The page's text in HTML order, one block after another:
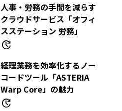
人事・労務の手間を減らす
クラウドサービス「オフィ
スステーション 労務」
update
経理業務を効率化するノー
コードツール「ASTERIA
Warp Core」の魅力
update